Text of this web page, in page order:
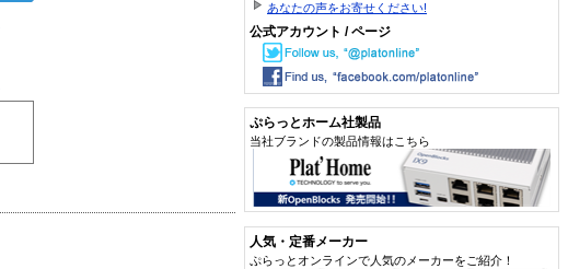
あなたの声をお寄せください!
公式アカウント / ページ
ぷらっとホーム社製品
当社ブランドの製品情報はこちら
人気・定番メーカー
ぷらっとオンラインで人気のメーカーをご紹介！